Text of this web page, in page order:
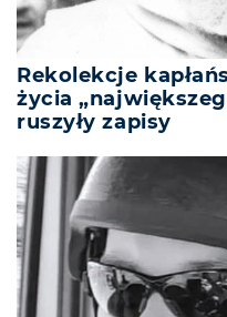
Rekolekcje
życia
ruszyły zapisy